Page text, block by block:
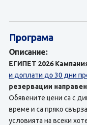
Програма
Описание:
ЕГИПЕТ 2026
и доплати до 30 дни
резервации
Обявените цени са с
време и са пряко
условията на всеки